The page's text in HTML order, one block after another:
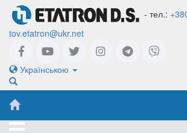
- тел.:
tov.etatron@ukr.net
Українською